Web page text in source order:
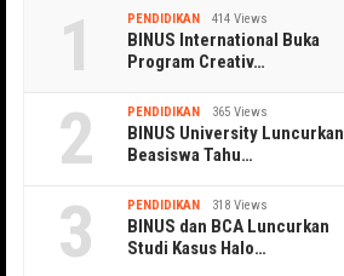
1 PENDIDIKAN 414 Views
BINUS International Buka
Program Creativ…
2 PENDIDIKAN 365 Views
BINUS University Luncurkan
Beasiswa Tahu…
3 PENDIDIKAN 318 Views
BINUS dan BCA Luncurkan
Studi Kasus Halo…